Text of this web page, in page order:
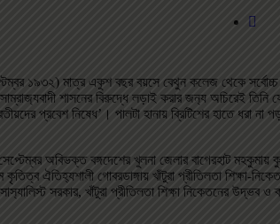
১৯৩২) মাত্র একুশ বছর বয়সে বেথুন কলেজ থেকে সর্বোচ্চ
শাসনের বিরুদ্ধে লড়াই করার জন‌্য অচিরেই
প্রবেশ নিষেধ’। পালটা হানায় ব্রিটিশের হাতে ধরা
অবিভক্ত বঙ্গদেশের খুলনা জেলার বাগেরহাট
ঐতিহ‌্যশালী গোবরডাঙ্গায় খাঁটুরা প্রীতিলতা শিক্ষা-
সরকার, খাঁটুরা প্রীতিলতা শিক্ষা নিকেতনের উদ্ভব ও